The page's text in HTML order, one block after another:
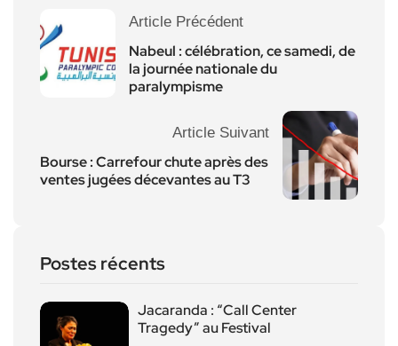
Article Précédent
Nabeul : célébration, ce samedi, de
la journée nationale du
paralympisme
Article Suivant
Bourse : Carrefour chute après des
ventes jugées décevantes au T3
Postes récents
Jacaranda : “Call Center
Tragedy” au Festival